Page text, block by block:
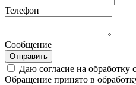
Телефон
Сообщение
Отправить
Даю согласие на обработку
Обращение принято в